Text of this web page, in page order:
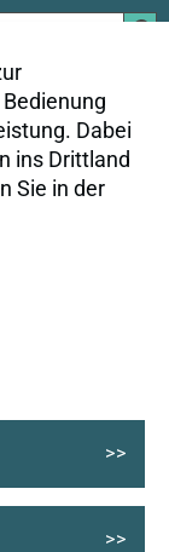
Dabei
ins Drittland
Sie in der